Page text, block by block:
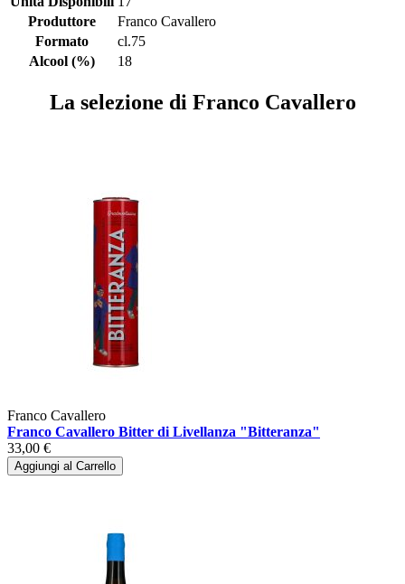
Produttore
Franco Cavallero
Formato
cl.75
Alcool (%)
18
La selezione di Franco Cavallero
Franco Cavallero
Franco Cavallero Bitter di Livellanza "Bitteranza"
33,00 €
Aggiungi al Carrello